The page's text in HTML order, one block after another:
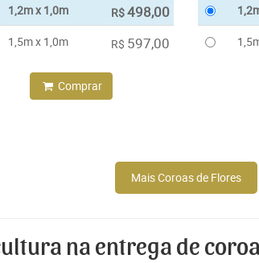
1,2m x 1,0m R$498,00
1,5m x 1,0m R$ 597,00
Comprar
Mais Coroas de Flores
na entrega de